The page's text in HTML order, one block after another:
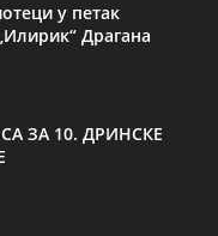
у петак
Драгана
ЗА 10. ДРИНСКЕ